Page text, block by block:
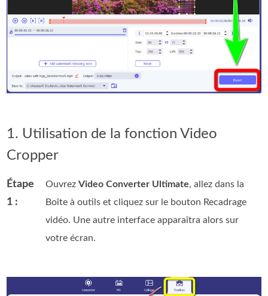
1. Utilisation de la fonction Video
Cropper
Étape
1 :
OuvrezVideo Converter Ultimate, allez dans la
Boîte à outils et cliquez sur le bouton Recadrage
vidéo. Une autre interface apparaîtra alors sur
votre écran.